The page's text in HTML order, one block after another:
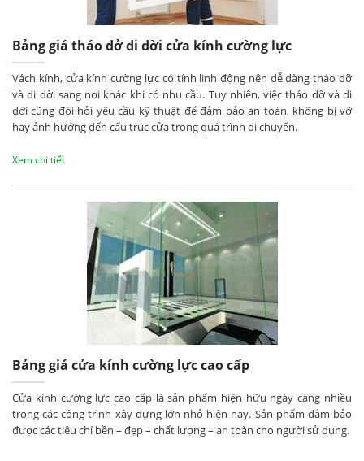
Bảng giá tháo dở di dời cửa kính cường lực
Vách kính, cửa kính cường lực có tính linh động nên dễ dàng tháo dỡ
và di dời sang nơi khác khi có nhu cầu. Tuy nhiên, việc tháo dỡ và di
dời cũng đòi hỏi yêu cầu kỹ thuật để đảm bảo an toàn, không bị vỡ
hay ảnh hưởng đến cấu trúc cửa trong quá trình di chuyển.
Xem chi tiết
Bảng giá cửa kính cường lực cao cấp
Cửa kính cường lực cao cấp là sản phẩm hiện hữu ngày càng nhiều
trong các công trình xây dựng lớn nhỏ hiện nay. Sản phẩm đảm bảo
được các tiêu chí bền – đẹp – chất lượng – an toàn cho người sử dụng.